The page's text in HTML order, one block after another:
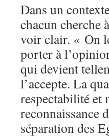
Dans un
chacun cherche
voir clair. « On
porter à
qui devient
l’accepte. La
respectabilité et
reconnaissance
séparation des